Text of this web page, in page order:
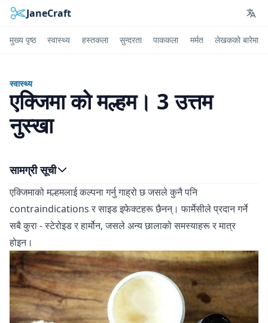
JaneCraft
मुख्य पृष्ठ स्वास्थ्य हस्तकला सुन्दरता पाककला मर्मत लेखकको बारेमा
स्वास्थ्य
एक्जिमा को मल्हम। 3 उत्तम
नुस्खा
एक्जिमाको मल्हमलाई कल्पना गर्नु गाह्रो छ जसले कुनै पनि
contraindications र साइड इफेक्टहरू छैनन्। फार्मेसीले प्रदान गर्ने
सबै कुरा - स्टेरोइड र हार्मोन, जसले अन्य छालाको समस्याहरू र मात्र
होइन।
सामग्री सूची